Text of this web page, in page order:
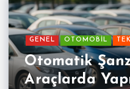
GENEL OTOMOBİL
Otomatik
Araçlarda